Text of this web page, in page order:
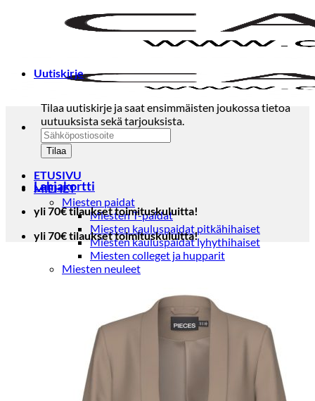
ETUSIVU
MIEHET
Miesten paidat
Miesten T-paidat
Miesten kauluspaidat pitkähihaiset
Miesten kauluspaidat lyhythihaiset
Miesten colleget ja hupparit
Miesten neuleet
Miesten neuletakit
Puvut
Puvuntakit ja blazerit
Miesten housut
Miesten housut
Uutiskirje
Tilaa uutiskirje ja saat ensimmäisten joukossa tietoa
uutuuksista sekä tarjouksista.
Lahjakortti
yli 70€ tilaukset toimituskuluitta!
yli 70€ tilaukset toimituskuluitta!